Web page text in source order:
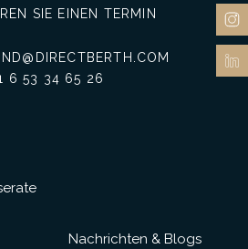
SIE EINEN TERMIN
6 53 34 65 26
Nachrichten & Blogs